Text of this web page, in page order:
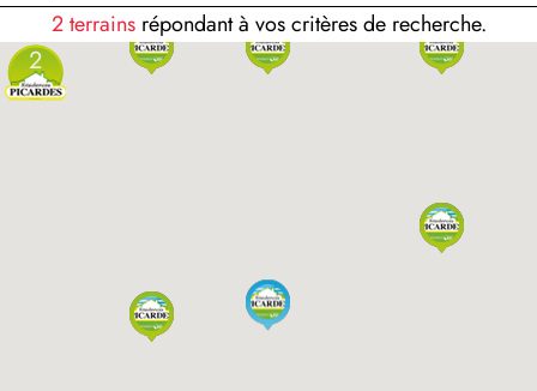
2 terrains répondant à vos critères de recherche.
2